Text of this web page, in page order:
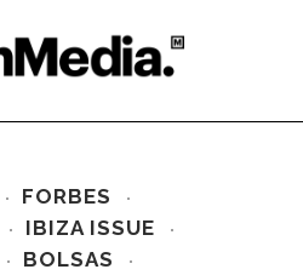
FORBES
IBIZA ISSUE
BOLSAS